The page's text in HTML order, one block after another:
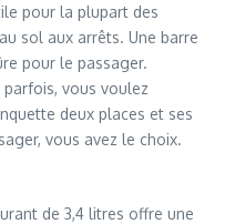
pour la plupart des
sol aux arrêts. Une barre
pour le passager.
vous voulez
deux places et ses
vous avez le choix.
de 3,4 litres offre une